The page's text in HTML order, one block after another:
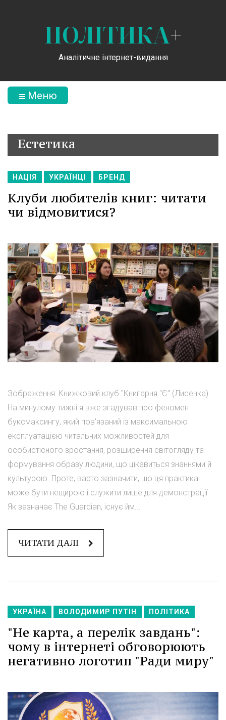
ПОЛІТИКА+
Аналітичне інтернет-видання
Меню
Естетика
НАЦІЯ УКРАЇНЦІ БРЕНД
Клуби любителів книг: читати
чи відмовитися?
Зображення: Книжковий клуб "Книгарня "Є" (Лисенка)
На минулому тижні я вже згадував про феномен
буксмаксингу, який пов'язаний із максимальною
експлуатацією читальних можливостей для
особистісного зростання, розширення світогляду та
формування образу людини, що цікавиться знаннями й
культурою. Проте, варто зазначити, що ця практика
може бути нещирою і служити лише для демонстрації.
Як зазначає The Guardian, існує йм...
ЧИТАТИ ДАЛІ
УКРАЇНА ВОЛОДИМИР ПУТІН ПОЛІТИКА
"Не карта, а перелік завдань":
чому в інтернеті обговорюють
негативно логотип "Ради миру"